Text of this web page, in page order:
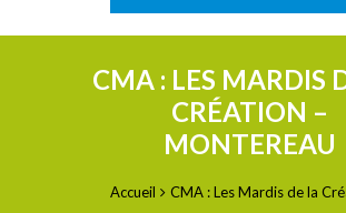
CMA : LES MARDIS
CRÉATION –
MONTEREAU
Accueil
CMA : Les Mardis de la